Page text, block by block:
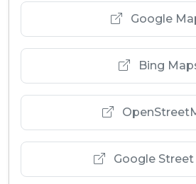
Google
Bing
Google Street